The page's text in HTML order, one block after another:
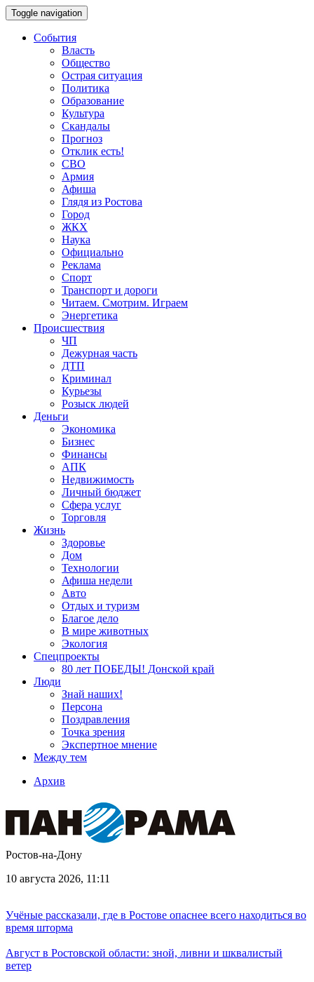
Toggle navigation
События
Власть
Общество
Острая ситуация
Политика
Образование
Культура
Скандалы
Прогноз
Отклик есть!
СВО
Армия
Афиша
Глядя из Ростова
Город
ЖКХ
Наука
Официально
Реклама
Спорт
Транспорт и дороги
Читаем. Смотрим. Играем
Энергетика
Происшествия
ЧП
Дежурная часть
ДТП
Криминал
Курьезы
Розыск людей
Деньги
Экономика
Бизнес
Финансы
АПК
Недвижимость
Личный бюджет
Сфера услуг
Торговля
Жизнь
Здоровье
Дом
Технологии
Афиша недели
Авто
Отдых и туризм
Благое дело
В мире животных
Экология
Спецпроекты
80 лет ПОБЕДЫ! Донской край
Люди
Знай наших!
Персона
Поздравления
Точка зрения
Экспертное мнение
Между тем
Архив
Ростов-на-Дону
10 августа 2026, 11:11
Учёные рассказали, где в Ростове опаснее всего находиться во
время шторма
Август в Ростовской области: зной, ливни и шквалистый
ветер